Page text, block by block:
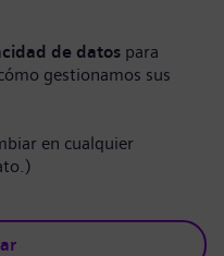
de datos para
gestionamos sus
en cualquier